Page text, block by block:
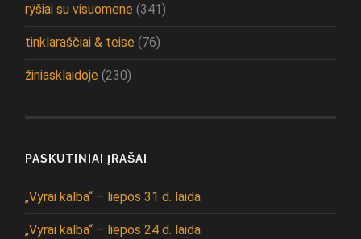
ryšiai su visuomene (341)
tinklaraščiai & teisė (76)
žiniasklaidoje (230)
PASKUTINIAI ĮRAŠAI
„Vyrai kalba“ – liepos 31 d. laida
„Vyrai kalba“ – liepos 24 d. laida